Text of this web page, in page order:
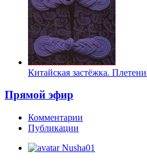
Китайская застёжка.
Прямой эфир
Комментарии
Публикации
Nusha01